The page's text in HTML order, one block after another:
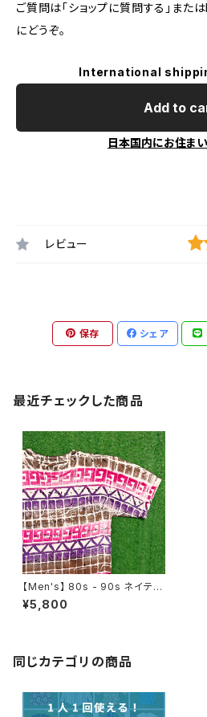
ご質問は「ショップに質問する」ま
にどうぞ。
International
Add to
日本国内にお住ま
レビュー
保存 シェア
最近チェックした商品
【Men's】 80s - 90s ネイティ
ブ柄 全面プリント Tシャツ / 80
年代 90年代 ティーシャツ T-S
¥5,800
同じカテゴリの商品